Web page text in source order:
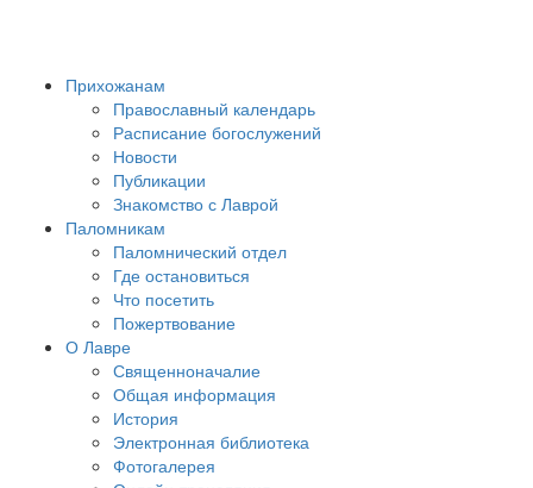
Прихожанам
Православный календарь
Расписание богослужений
Новости
Публикации
Знакомство с Лаврой
Паломникам
Паломнический отдел
Где остановиться
Что посетить
Пожертвование
О Лавре
Священноначалие
Общая информация
История
Электронная библиотека
Фотогалерея